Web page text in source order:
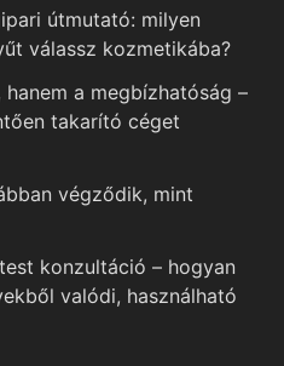
útmutató: milyen
válassz kozmetikába?
a megbízhatóság –
takarító céget
végződik, mint
konzultáció – hogyan
valódi, használható